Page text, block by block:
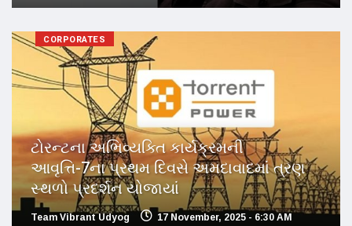
CORPORATES
ટોરન્ટના અભિવ્યક્તિ કાર્યક્રમની
આવૃત્તિ-7ના પ્રથમ દિવસે અમદાવાદમાં ત્રણ
સ્થળો પ્રદર્શન યોજાયાં
Team Vibrant Udyog 17 November, 2025 - 6:30 AM